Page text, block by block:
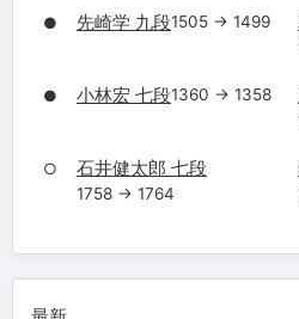
● 先崎学 九段1505 → 1499
● 小林宏 七段1360 → 1358
○ 石井健太郎 七段
1758 → 1764